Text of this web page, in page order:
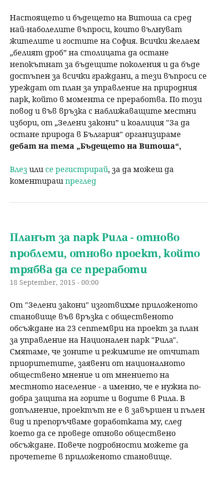
Настоящето и бъдещето на Витоша са сред
най-наболелите въпроси, които вълнуват
жителите и гостите на София. Всички желаем
„белият дроб” на столицата да остане
непокътнат за бъдещите поколения и да бъде
достъпен за всички граждани, а тези въпроси се
уреждат от план за управление на природния
парк, който в момента се преработва. По този
повод и във връзка с наближаващите местни
избори, от „Зелени закони” и коалиция "За да
остане природа в България" организираме
дебат на тема „Бъдещето на Витоша“,
Влезили се регистрирай, за да можеш да
коментирашпреглед
Планът за парк Рила - отново
проблеми, отново проект, който
трябва да се преработи
18 September, 2015 - 00:00
От "Зелени закони" изготвихме приложеното
становище във връзка с общественото
обсъждане на 23 септември на проект за план
за управление на Национален парк "Рила".
Смятаме, че зоните и режимите не отчитат
приоритетите, заявени от националното
обществено мнение и от мнението на
местното население - а именно, че е нужна по-
добра защита на горите и водите в Рила. В
допълнение, проектът не е в завършен и пълен
вид и препоръчваме доработката му, след
което да се проведе отново обществено
обсъждане. Повече подробности можете да
прочетете в приложеното становище.